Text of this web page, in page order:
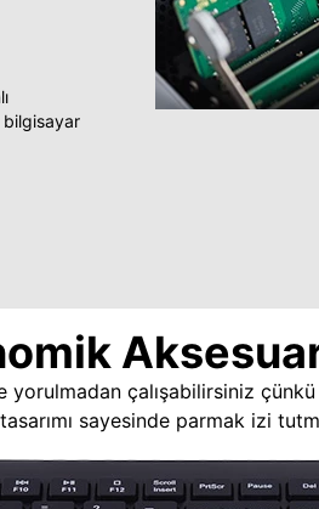
çalışabilirsiniz
sayesinde parmak izi